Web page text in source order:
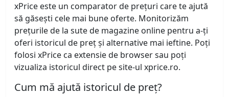
xPrice este un comparator de prețuri care te ajută
să găsești cele mai bune oferte. Monitorizăm
prețurile de la sute de magazine online pentru a-ți
oferi istoricul de preț și alternative mai ieftine. Poți
folosi xPrice ca extensie de browser sau poți
vizualiza istoricul direct pe site-ul xprice.ro.
Cum mă ajută istoricul de preț?